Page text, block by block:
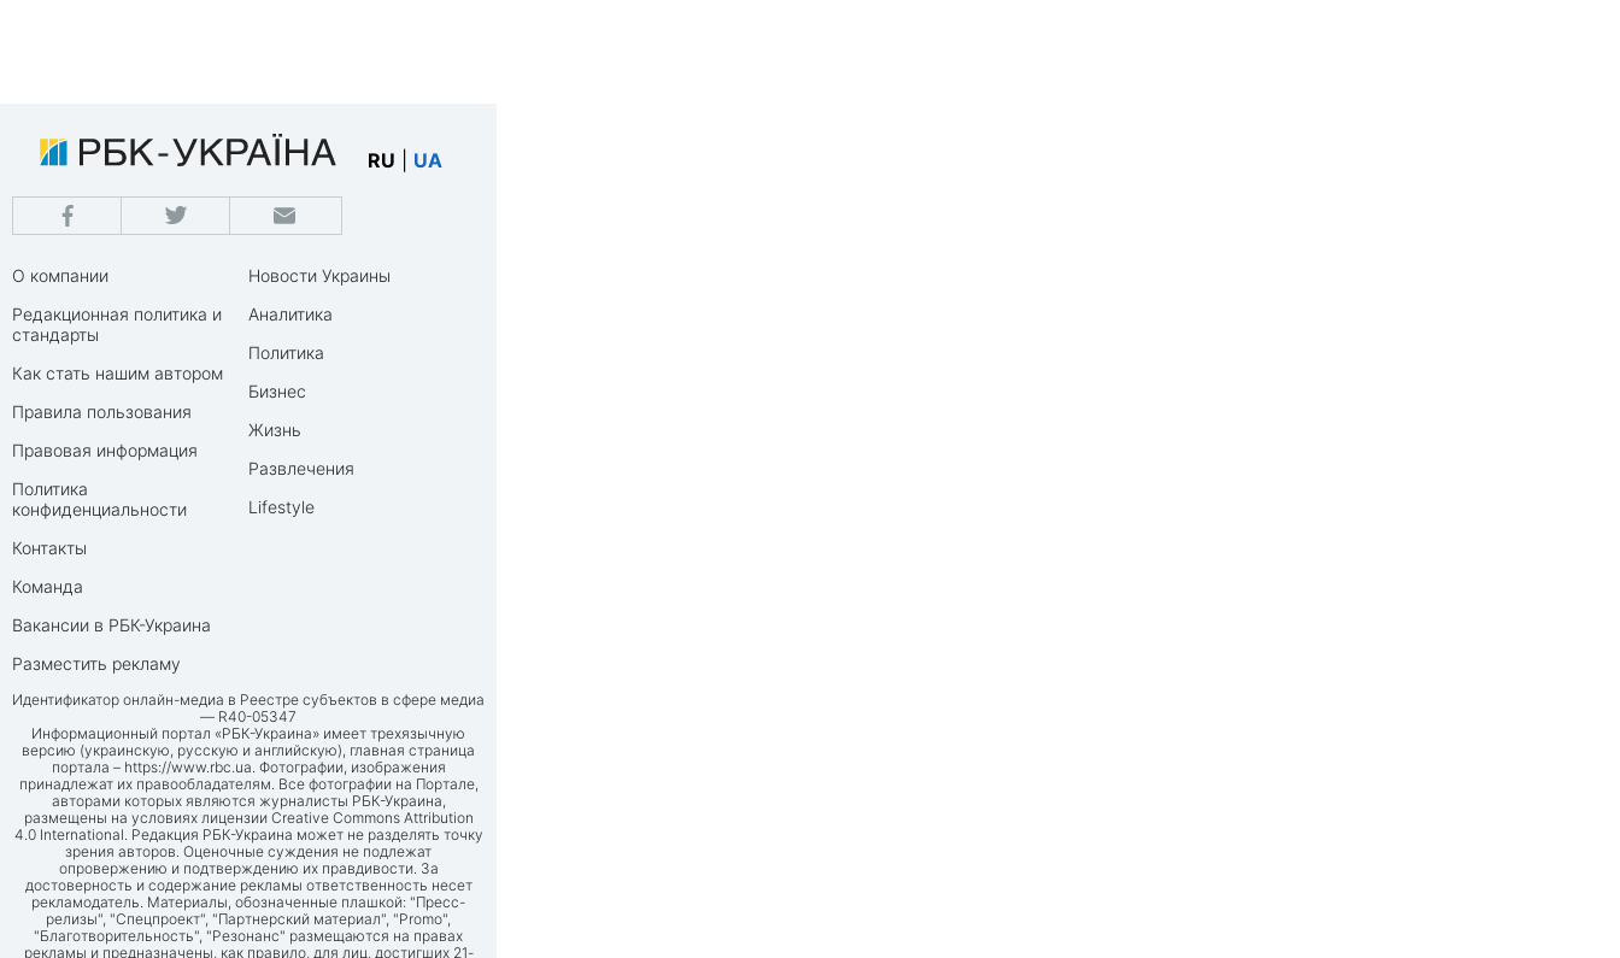
RU UA
О компании
Редакционная политика и
стандарты
Как стать нашим автором
Правила пользования
Правовая информация
Политика
конфиденциальности
Контакты
Команда
Вакансии в РБК-Украина
Разместить рекламу
Новости Украины
Аналитика
Политика
Бизнес
Жизнь
Развлечения
Lifestyle
Идентификатор онлайн-медиа в Реестре субъектов в сфере медиа
— R40-05347
Информационный портал «РБК-Украина» имеет трехязычную
версию (украинскую, русскую и английскую), главная страница
портала – https://www.rbc.ua. Фотографии, изображения
принадлежат их правообладателям. Все фотографии на Портале,
авторами которых являются журналисты РБК-Украина,
размещены на условиях лицензии Creative Commons Attribution
4.0 International. Редакция РБК-Украина может не разделять точку
зрения авторов. Оценочные суждения не подлежат
опровержению и подтверждению их правдивости. За
достоверность и содержание рекламы ответственность несет
рекламодатель. Материалы, обозначенные плашкой: "Пресс-
релизы", "Спецпроект", "Партнерский материал", "Promo",
"Благотворительность", "Резонанс" размещаются на правах
рекламы и предназначены, как правило, для лиц, достигших 21-